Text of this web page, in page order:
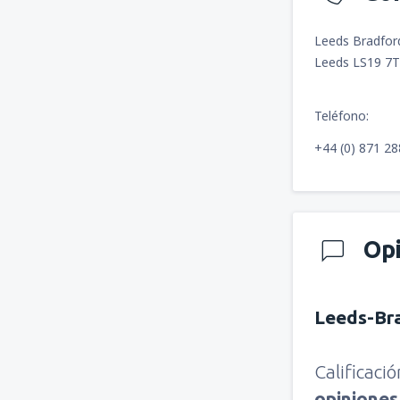
Leeds
Leeds LS19
Teléfono:
+44 (0) 871
Leeds-